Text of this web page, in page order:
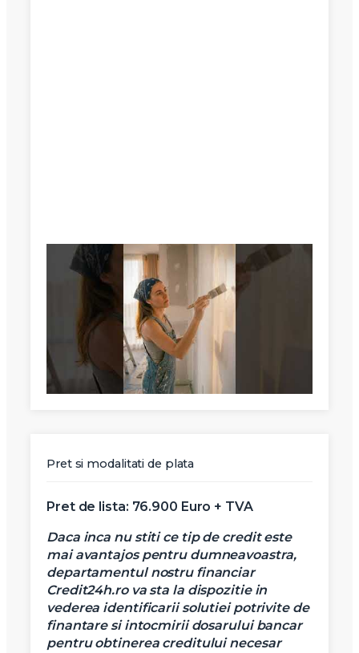
Pret si modalitati de plata
Pret de lista: 76.900 Euro + TVA
Daca inca nu stiti ce tip de credit este
mai avantajos pentru dumneavoastra,
departamentul nostru financiar
Credit24h.ro va sta la dispozitie in
vederea identificarii solutiei potrivite de
finantare si intocmirii dosarului bancar
pentru obtinerea creditului necesar
Vreau sa fiu contactat
Nume